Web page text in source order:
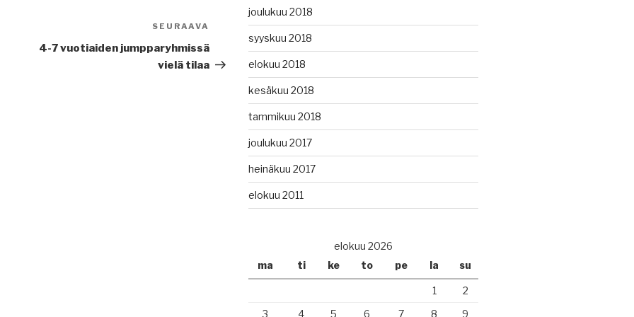
Seuraava
artikkeli
SEURAAVA
4-7 vuotiaiden jumpparyhmissä
vielä tilaa
joulukuu 2018
syyskuu 2018
elokuu 2018
kesäkuu 2018
tammikuu 2018
joulukuu 2017
heinäkuu 2017
elokuu 2011
elokuu 2026
ma
ti ke to pe la su
1
2
3
4 5 6 7 8
9